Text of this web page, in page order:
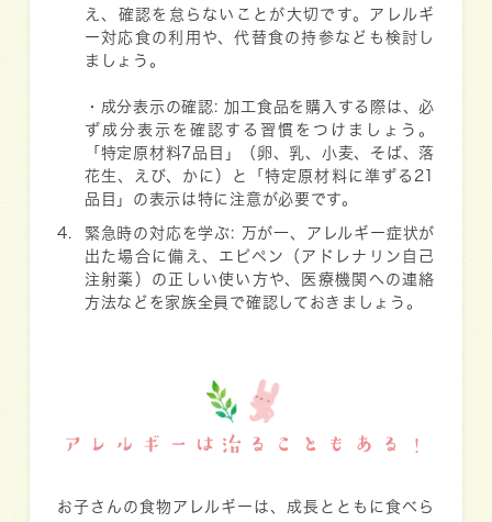
え、確認を怠らないことが大切です。アレルギ
ー対応食の利用や、代替食の持参なども検討し
ましょう。
・成分表示の確認: 加工食品を購入する際は、必
ず成分表示を確認する習慣をつけましょう。
「特定原材料7品目」（卵、乳、小麦、そば、落
花生、えび、かに）と「特定原材料に準ずる21
品目」の表示は特に注意が必要です。
緊急時の対応を学ぶ: 万が一、アレルギー症状が
出た場合に備え、エピペン（アドレナリン自己
注射薬）の正しい使い方や、医療機関への連絡
方法などを家族全員で確認しておきましょう。
アレルギーは治ることもある！
お子さんの食物アレルギーは、成長とともに食べら